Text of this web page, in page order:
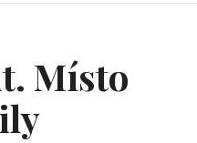
Místo